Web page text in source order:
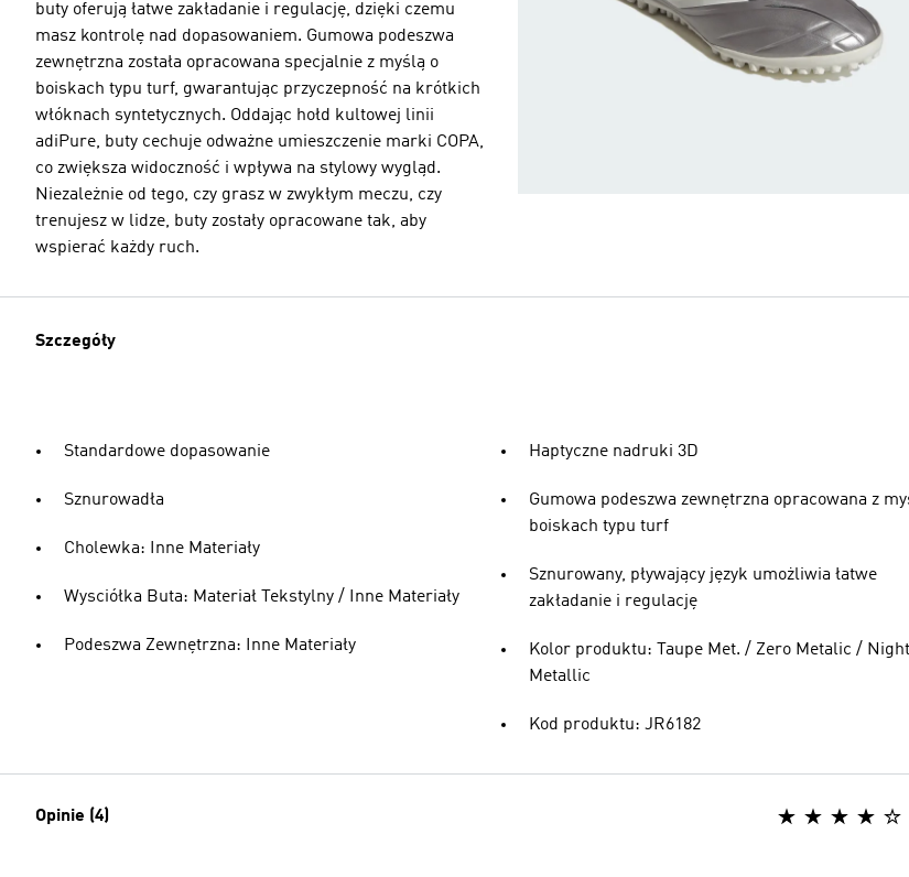
buty oferują łatwe zakładanie i regulację, dzięki czemu
masz kontrolę nad dopasowaniem. Gumowa podeszwa
zewnętrzna została opracowana specjalnie z myślą o
boiskach typu turf, gwarantując przyczepność na krótkich
włóknach syntetycznych. Oddając hołd kultowej linii
adiPure, buty cechuje odważne umieszczenie marki COPA,
co zwiększa widoczność i wpływa na stylowy wygląd.
Niezależnie od tego, czy grasz w zwykłym meczu, czy
trenujesz w lidze, buty zostały opracowane tak, aby
wspierać każdy ruch.
Szczegóły
Standardowe dopasowanie
Sznurowadła
Cholewka: Inne Materiały
Wysciółka Buta: Materiał Tekstylny / Inne Materiały
Podeszwa Zewnętrzna: Inne Materiały
Haptyczne nadruki 3D
Gumowa podeszwa zewnętrzna opracowana z
boiskach typu turf
Sznurowany, pływający język umożliwia łatwe
zakładanie i regulację
Kolor produktu: Taupe Met. / Zero Metalic / Night
Metallic
Kod produktu: JR6182
Opinie (4)